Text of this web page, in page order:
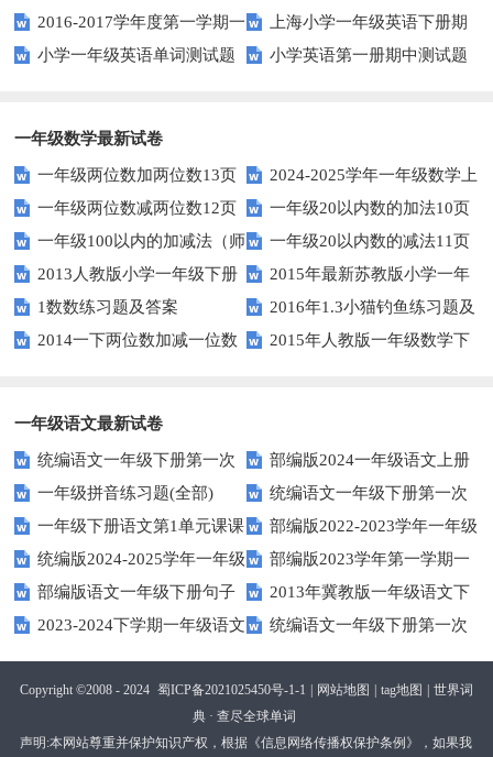
题 2016-2017学年度第一学期一
起一年级英语期中试卷
上海小学一年级英语下册期
中试卷
小学一年级英语单词测试题 小学英语第一册期中测试题
一年级数学最新试卷
一年级两位数加两位数13页
2024-2025学年一年级数学上
册期末素养测评卷（考试版A4
人教版）
一年级两位数减两位数12页
一年级20以内数的加法10页
一年级100以内的加减法（师
版）
一年级20以内数的减法11页
2013人教版小学一年级下册
第三单元整理与复习（一）练习
题
2015年最新苏教版小学一年
级数学下册第一次月考试卷
1数数练习题及答案
2016年1.3小猫钓鱼练习题及
答案
2014一下两位数加减一位数
2015年人教版一年级数学下
一年级语文最新试卷
统编语文一年级下册第一次
月考测试题7
部编版2024一年级语文上册
第一单元检测卷
一年级拼音练习题(全部)
统编语文一年级下册第一次
月考测试题6
一年级下册语文第1单元课课
练
部编版2022-2023学年一年级
语文下册期中复习卷
统编版2024-2025学年一年级
语文上册期末巩固测试卷
部编版2023学年第一学期一
年级语文期中综合试卷
部编版语文一年级下册句子
专项训练
2013年冀教版一年级语文下
期末测试卷及答案
2023-2024下学期一年级语文
下册期末测试卷
统编语文一年级下册第一次
月考测试题4（无答案）
Copyright ©2008 - 2024 蜀ICP备2021025450号-1-1 | 网站地图 | tag地图 | 世界词
典 · 查尽全球单词
声明:本网站尊重并保护知识产权，根据《信息网络传播权保护条例》，如果我